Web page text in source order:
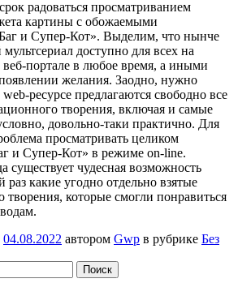
радоваться просматриванием
картины с обожаемыми
и Супер-Кот». Выделим, что нынче
доступно для всех на
портале в любое время, а иными
желания. Заодно, нужно
ресурсе предлагаются свободно все
творения, включая и самые
довольно-таки практично. Для
просматривать целиком
и Супер-Кот» в режиме on-line.
существует чудесная возможность
раз какие угодно отдельно взятые
которые смогли понравиться
04.08.2022 автором Gwp в рубрике Без